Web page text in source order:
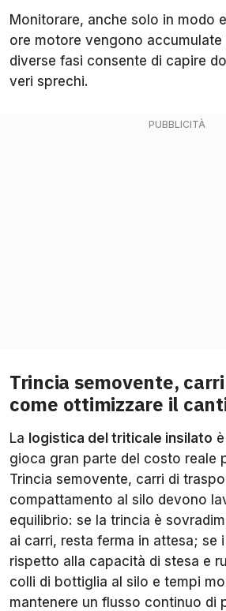
Monitorare, anche solo in modo
ore motore vengono accumulate
diverse fasi consente di capire
veri sprechi.
Trincia semovente,
come ottimizzare il
La logistica del triticale insilato
gioca gran parte del costo reale
Trincia semovente, carri di
compattamento al silo devono
equilibrio: se la trincia è
ai carri, resta ferma in attesa; se
rispetto alla capacità di stesa e
colli di bottiglia al silo e tempi
mantenere un flusso continuo di